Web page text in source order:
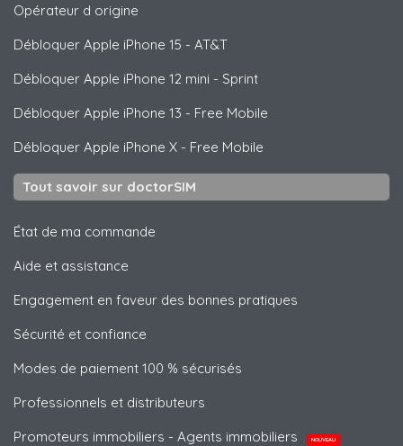
Opérateur d origine
Débloquer Apple iPhone 15 - AT&T
Débloquer Apple iPhone 12 mini - Sprint
Débloquer Apple iPhone 13 - Free Mobile
Débloquer Apple iPhone X - Free Mobile
Tout savoir sur doctorSIM
État de ma commande
Aide et assistance
Engagement en faveur des bonnes pratiques
Sécurité et confiance
Modes de paiement 100 % sécurisés
Professionnels et distributeurs
Promoteurs immobiliers - Agents immobiliers
NOUVEAU